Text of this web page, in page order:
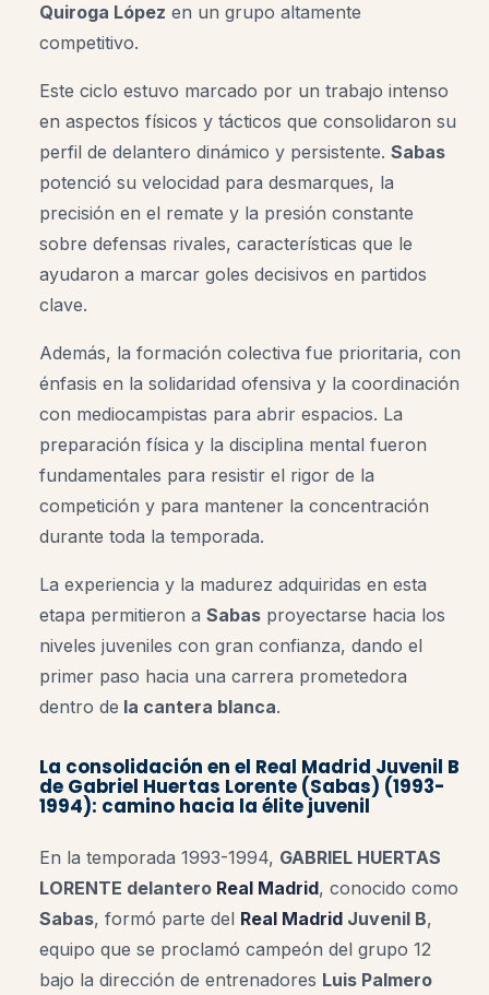
Quiroga López en un grupo altamente
competitivo.
Este ciclo estuvo marcado por un trabajo intenso
en aspectos físicos y tácticos que consolidaron su
perfil de delantero dinámico y persistente. Sabas
potenció su velocidad para desmarques, la
precisión en el remate y la presión constante
sobre defensas rivales, características que le
ayudaron a marcar goles decisivos en partidos
clave.
Además, la formación colectiva fue prioritaria, con
énfasis en la solidaridad ofensiva y la coordinación
con mediocampistas para abrir espacios. La
preparación física y la disciplina mental fueron
fundamentales para resistir el rigor de la
competición y para mantener la concentración
durante toda la temporada.
La experiencia y la madurez adquiridas en esta
etapa permitieron a Sabas proyectarse hacia los
niveles juveniles con gran confianza, dando el
primer paso hacia una carrera prometedora
dentro de la cantera blanca.
La consolidación en el Real Madrid Juvenil B
de Gabriel Huertas Lorente (Sabas) (1993-
1994): camino hacia la élite juvenil
En la temporada 1993-1994, GABRIEL HUERTAS
LORENTE delantero Real Madrid, conocido como
Sabas, formó parte del Real Madrid Juvenil B,
equipo que se proclamó campeón del grupo 12
bajo la dirección de entrenadores Luis Palmero